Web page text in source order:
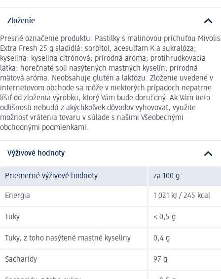
Zloženie
Presné označenie produktu: Pastilky s malinovou príchuťou Mivolis
Extra Fresh 25 g sladidlá: sorbitol, acesulfam K a sukralóza;
kyselina: kyselina citrónová; prírodná aróma; protihrudkovacia
látka: horečnaté soli nasýtených mastných kyselín; prírodná
mätová aróma. Neobsahuje glutén a laktózu. Zloženie uvedené v
internetovom obchode sa môže v niektorých prípadoch nepatrne
líšiť od zloženia výrobku, ktorý Vám bude doručený. Ak Vám tieto
odlišnosti nebudú z akýchkoľvek dôvodov vyhovovať, využite
možnosť vrátenia tovaru v súlade s našimi Všeobecnými
obchodnými podmienkami.
Výživové hodnoty
Priemerné výživové hodnoty za 100 g
Energia 1 021 kJ / 245 kcal
Tuky < 0,5 g
Tuky, z toho nasýtené mastné kyseliny 0,4 g
Sacharidy 97 g